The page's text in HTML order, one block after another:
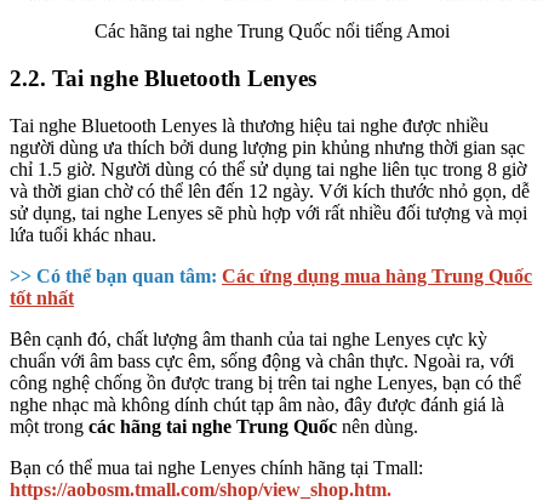
Các hãng tai nghe Trung Quốc nổi tiếng Amoi
2.2. Tai nghe Bluetooth Lenyes
Tai nghe Bluetooth Lenyes là thương hiệu tai nghe được nhiều
người dùng ưa thích bởi dung lượng pin khủng nhưng thời gian sạc
chỉ 1.5 giờ. Người dùng có thể sử dụng tai nghe liên tục trong 8 giờ
và thời gian chờ có thể lên đến 12 ngày. Với kích thước nhỏ gọn, dễ
sử dụng, tai nghe Lenyes sẽ phù hợp với rất nhiều đối tượng và mọi
lứa tuổi khác nhau.
>> Có thể bạn quan tâm: Các ứng dụng mua hàng Trung Quốc
tốt nhất
Bên cạnh đó, chất lượng âm thanh của tai nghe Lenyes cực kỳ
chuẩn với âm bass cực êm, sống động và chân thực. Ngoài ra, với
công nghệ chống ồn được trang bị trên tai nghe Lenyes, bạn có thể
nghe nhạc mà không dính chút tạp âm nào, đây được đánh giá là
một trong các hãng tai nghe Trung Quốc nên dùng.
Bạn có thể mua tai nghe Lenyes chính hãng tại Tmall:
https://aobosm.tmall.com/shop/view_shop.htm.